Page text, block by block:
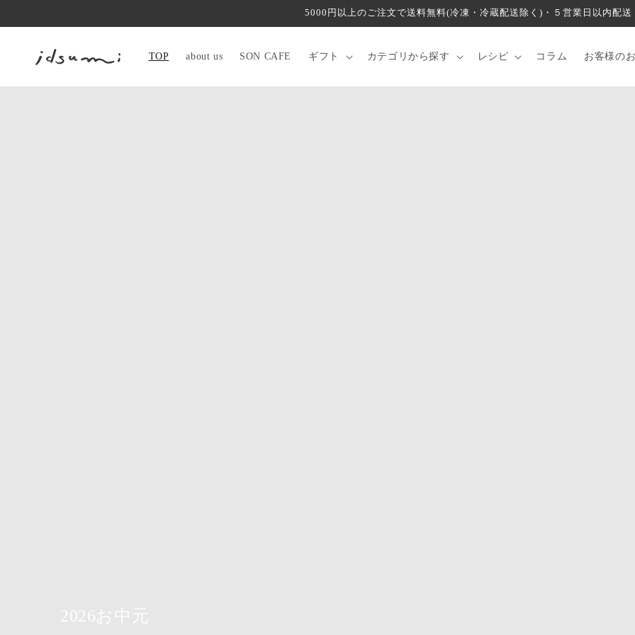
進む
5000円以上のご注文で送料無料(冷凍・冷蔵配送除く)・５営業日以内配送
TOP about us SON CAFE ギフト カテゴリから探す レシピ コラム お客様の
2026お中元